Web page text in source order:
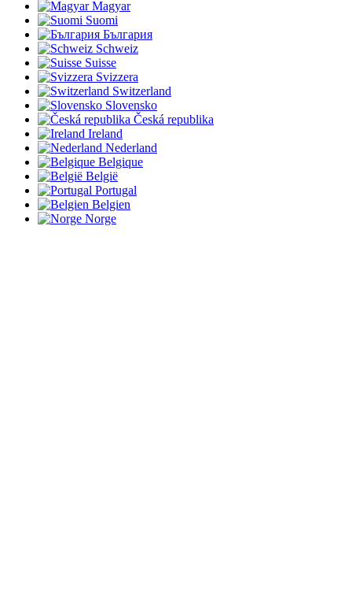
Magyar
Suomi
България
Schweiz
Suisse
Svizzera
Switzerland
Slovensko
Česká republika
Ireland
Nederland
Belgique
België
Portugal
Belgien
Norge